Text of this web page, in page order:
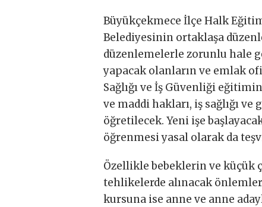
Büyükçekmece İlçe Halk
Belediyesinin ortaklaşa
düzenlemelerle zorunlu hale
yapacak olanların ve emlak
Sağlığı ve İş Güvenliği
ve maddi hakları, iş sağlığı
öğretilecek. Yeni işe
öğrenmesi yasal olarak da
Özellikle bebeklerin ve küçük
tehlikelerde alınacak
kursuna ise anne ve anne